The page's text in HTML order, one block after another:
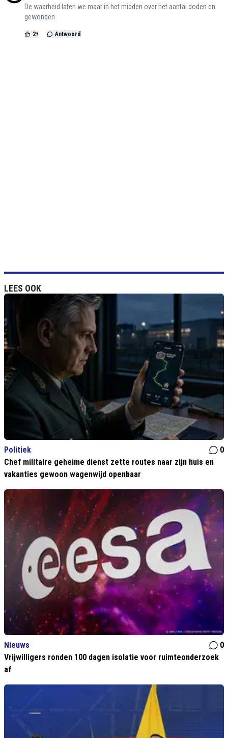
De waarheid laten we maar in het midden over het aantal doden en
gewonden
2+ Antwoord
LEES OOK
Politiek
0
Chef militaire geheime dienst zette routes naar zijn huis en
vakanties gewoon wagenwijd openbaar
Nieuws
0
Vrijwilligers ronden 100 dagen isolatie voor ruimteonderzoek
af